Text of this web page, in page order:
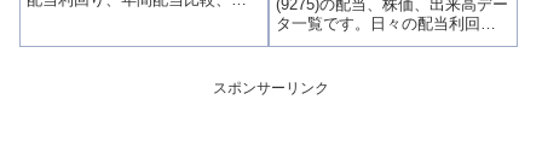
(9275)の配当、株価、出来高デー
タ一覧です。日々の配当利回
り、年間配当比較、株価や出来
い時チャンスなど、表とグラフ
でわかりやすく掲載、配当利回
スポンサーリンク